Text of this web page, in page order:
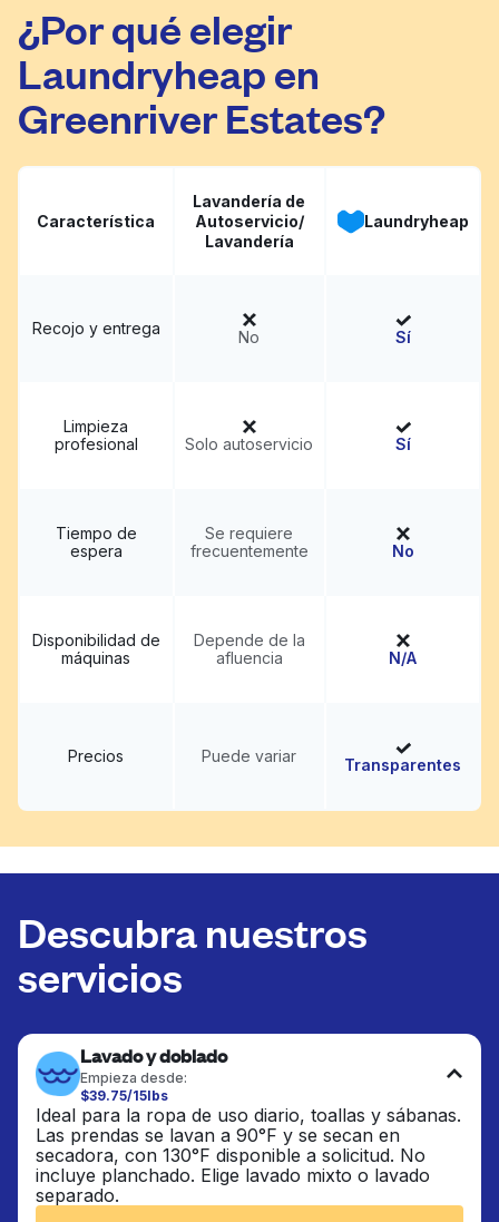
¿Por qué elegir
Laundryheap en
Greenriver Estates?
Característica
Lavandería de
Autoservicio/
Lavandería
Laundryheap
Recojo y entrega No Sí
Limpieza
profesional
Solo autoservicio Sí
Tiempo de
espera
Se requiere
frecuentemente
No
Disponibilidad de
máquinas
Depende de la
afluencia
N/A
Precios Puede variar Transparentes
Descubra nuestros
servicios
Lavado y doblado
Empieza desde:
$39.75/15lbs
Ideal para la ropa de uso diario, toallas y sábanas.
Las prendas se lavan a 90°F y se secan en
secadora, con 130°F disponible a solicitud. No
incluye planchado. Elige lavado mixto o lavado
separado.